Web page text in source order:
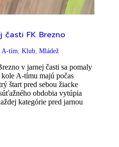
časti FK Brezno
A-tím ,Klub ,Mládež
v jarnej časti sa pomaly
A-tímu majú počas
štart pred sebou žiacke
obdobia vytúpia
kategórie pred jarnou